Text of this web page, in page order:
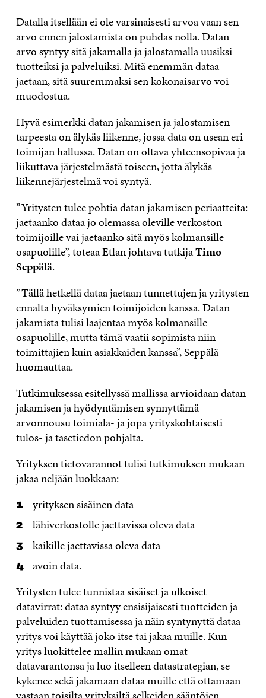
Datalla itsellään ei ole varsinaisesti arvoa vaan sen
arvo ennen jalostamista on puhdas nolla. Datan
arvo syntyy sitä jakamalla ja jalostamalla uusiksi
tuotteiksi ja palveluiksi. Mitä enemmän dataa
jaetaan, sitä suuremmaksi sen kokonaisarvo voi
muodostua.
Hyvä esimerkki datan jakamisen ja jalostamisen
tarpeesta on älykäs liikenne, jossa data on usean eri
toimijan hallussa. Datan on oltava yhteensopivaa ja
liikuttava järjestelmästä toiseen, jotta älykäs
liikennejärjestelmä voi syntyä.
”Yritysten tulee pohtia datan jakamisen periaatteita:
jaetaanko dataa jo olemassa oleville verkoston
toimijoille vai jaetaanko sitä myös kolmansille
osapuolille”, toteaa Etlan johtava tutkijaTimo
Seppälä.
”Tällä hetkellä dataa jaetaan tunnettujen ja yritysten
ennalta hyväksymien toimijoiden kanssa. Datan
jakamista tulisi laajentaa myös kolmansille
osapuolille, mutta tämä vaatii sopimista niin
toimittajien kuin asiakkaiden kanssa”, Seppälä
huomauttaa.
Tutkimuksessa esitellyssä mallissa arvioidaan datan
jakamisen ja hyödyntämisen synnyttämä
arvonnousu toimiala- ja jopa yrityskohtaisesti
tulos- ja tasetiedon pohjalta.
Yrityksen tietovarannot tulisi tutkimuksen mukaan
jakaa neljään luokkaan:
yrityksen sisäinen data
lähiverkostolle jaettavissa oleva data
kaikille jaettavissa oleva data
avoin data.
Yritysten tulee tunnistaa sisäiset ja ulkoiset
datavirrat: dataa syntyy ensisijaisesti tuotteiden ja
palveluiden tuottamisessa ja näin syntynyttä dataa
yritys voi käyttää joko itse tai jakaa muille. Kun
yritys luokittelee mallin mukaan omat
datavarantonsa ja luo itselleen datastrategian, se
kykenee sekä jakamaan dataa muille että ottamaan